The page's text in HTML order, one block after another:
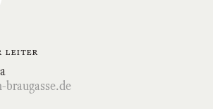
leiter